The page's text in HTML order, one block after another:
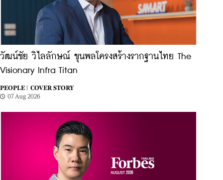
วัฒน์ชัย วิไลลักษณ์ ขุนพลโครงสร้างรากฐานไทย The
Visionary Infra Titan
PEOPLE |
COVER STORY
07 Aug 2026